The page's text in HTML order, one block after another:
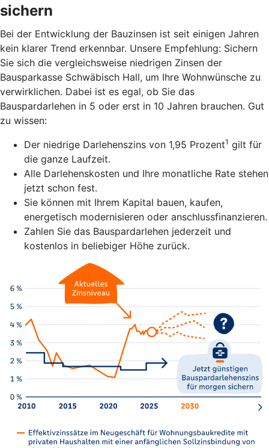
sichern
Bei der Entwicklung der Bauzinsen ist seit einigen Jahren
kein klarer Trend erkennbar. Unsere Empfehlung: Sichern
Sie sich die vergleichsweise niedrigen Zinsen der
Bausparkasse Schwäbisch Hall, um Ihre Wohnwünsche zu
verwirklichen. Dabei ist es egal, ob Sie das
Bauspardarlehen in 5 oder erst in 10 Jahren brauchen. Gut
zu wissen:
Der niedrige Darlehenszins von 1,95 Prozent1 gilt für
die ganze Laufzeit.
Alle Darlehenskosten und Ihre monatliche Rate stehen
jetzt schon fest.
Sie können mit Ihrem Kapital bauen, kaufen,
energetisch modernisieren oder anschlussfinanzieren.
Zahlen Sie das Bauspardarlehen jederzeit und
kostenlos in beliebiger Höhe zurück.